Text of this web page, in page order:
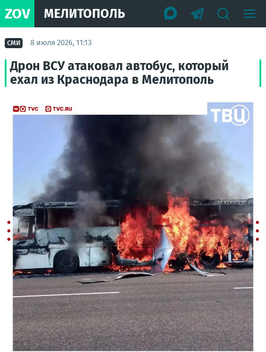
ZOV МЕЛИТОПОЛЬ
СМИ 8 июля 2026, 11:13
Дрон ВСУ атаковал автобус, который
ехал из Краснодара в Мелитополь